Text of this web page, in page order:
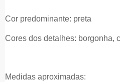
Cor predominante: preta
Cores dos detalhes: borgonha,
Medidas aproximadas: